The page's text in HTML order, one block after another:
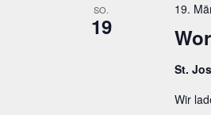
SO.
19
19.
St.
Wir